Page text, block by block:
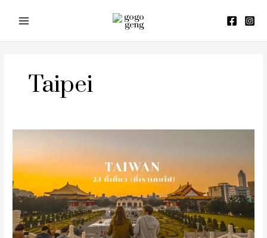
Taipei
ที่
เที่ยว
ไต้หวัน
(ที่
เรา
เคย